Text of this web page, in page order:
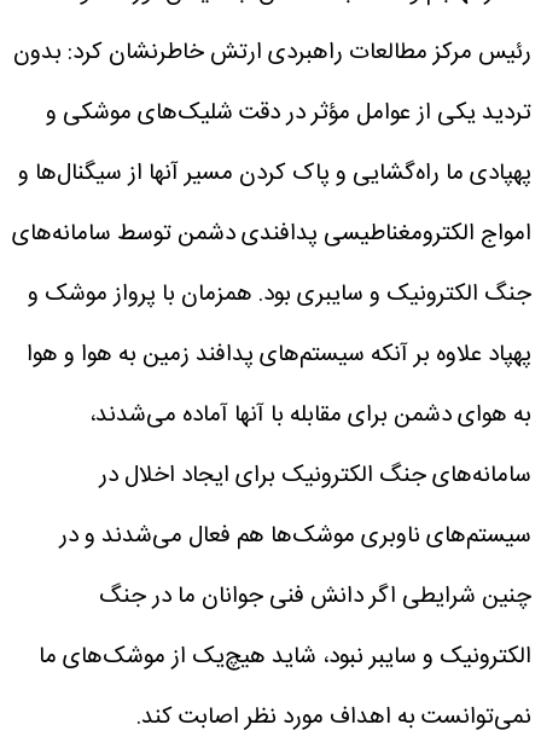
رئیس مرکز مطالعات راهبردی ارتش خاطرنشان کرد: بدون
تردید یکی از عوامل مؤثر در دقت شلیک‌های موشکی و
پهپادی ما راه‌گشایی و پاک کردن مسیر آنها از سیگنال‌ها و
امواج الکترومغناطیسی پدافندی دشمن توسط سامانه‌های
جنگ الکترونیک و سایبری بود. همزمان با پرواز موشک و
پهپاد علاوه بر آنکه سیستم‌های پدافند زمین به هوا و هوا
به هوای دشمن برای مقابله با آنها آماده می‌شدند،
سامانه‌های جنگ الکترونیک برای ایجاد اخلال در
سیستم‌های ناوبری موشک‌ها هم فعال می‌شدند و در
چنین شرایطی اگر دانش فنی جوانان ما در جنگ
الکترونیک و سایبر نبود، شاید هیچ‌یک از موشک‌های ما
نمی‌توانست به اهداف مورد نظر اصابت کند.